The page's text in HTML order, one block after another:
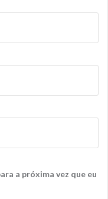
a próxima vez que eu